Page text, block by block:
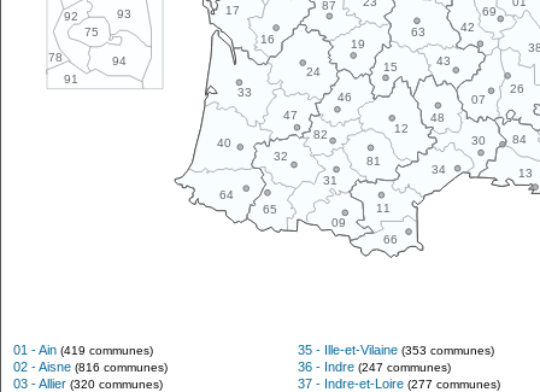
78
91
93
75
94
92
11
12
13
15
16
17
19
24
26
30
31
32
33
34
40
42
43
46
47
48
63
64
65
66
69
07
09
81
82 84
87
01 - Ain (419 communes)
02 - Aisne (816 communes)
03 - Allier (320 communes)
35 - Ille-et-Vilaine (353 communes)
36 - Indre (247 communes)
37 - Indre-et-Loire (277 communes)